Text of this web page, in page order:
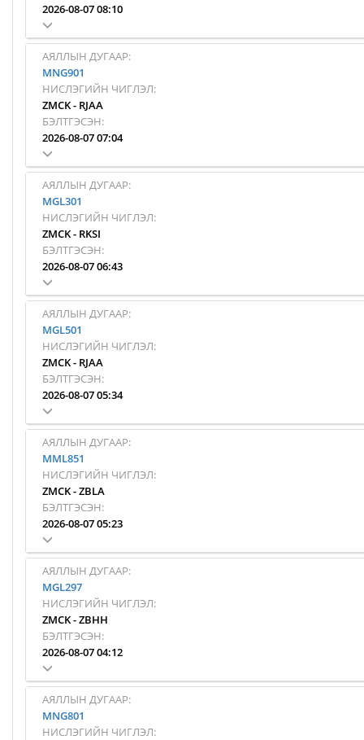
2026-08-07 08:10
АЯЛЛЫН ДУГААР:
MNG901
НИСЛЭГИЙН ЧИГЛЭЛ:
ZMCK- RJAA
БЭЛТГЭСЭН:
2026-08-07 07:04
АЯЛЛЫН ДУГААР:
MGL301
НИСЛЭГИЙН ЧИГЛЭЛ:
ZMCK- RKSI
БЭЛТГЭСЭН:
2026-08-07 06:43
АЯЛЛЫН ДУГААР:
MGL501
НИСЛЭГИЙН ЧИГЛЭЛ:
ZMCK- RJAA
БЭЛТГЭСЭН:
2026-08-07 05:34
АЯЛЛЫН ДУГААР:
MML851
НИСЛЭГИЙН ЧИГЛЭЛ:
ZMCK-ZBLA
БЭЛТГЭСЭН:
2026-08-07 05:23
АЯЛЛЫН ДУГААР:
MGL297
НИСЛЭГИЙН ЧИГЛЭЛ:
ZMCK-ZBHH
БЭЛТГЭСЭН:
2026-08-07 04:12
АЯЛЛЫН ДУГААР:
MNG801
НИСЛЭГИЙН ЧИГЛЭЛ: